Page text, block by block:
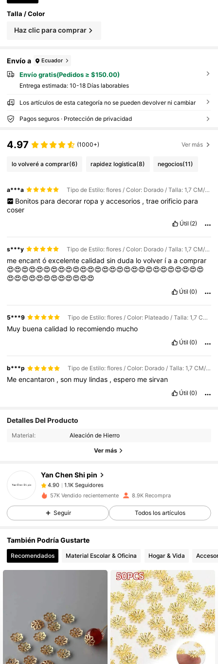
Talla / Color
Haz clic para comprar
Envío a Ecuador
Envío gratis(Pedidos ≥ $150.00)
Entrega estimada: 10-18 Días laborables
Los artículos de esta categoría no se pueden devolver ni cambiar
Pagos seguros · Protección de privacidad
4.97 (1000+) Ver más
lo volveré a comprar(6) rapidez logística(8) negocios(11)
a***a Tipo de Estilo: flores / Color: Dorado / Talla: 1,7 CM/0,65 pulgadas
Bonitos para decorar ropa y accesorios , trae orificio para
coser
Útil (2)
s***y Tipo de Estilo: flores / Color: Dorado / Talla: 1,7 CM/0,65 pulgadas
meencantóexcelentecalidadsinduda lovolver íaacomprar
😍😍😍😍😍😍😍😍😍😍😍😍😍😍😍😍😍😍😍😍😍😍😍😍😍😍😍
😍😍😍😍😍😍😍😍😍😍😍😍
Útil (0)
5***9 Tipo de Estilo: flores / Color: Plateado / Talla: 1,7 CM/0,65 pulgadas
Muy buenacalidad lo recomiendo mucho
Útil (0)
b***p Tipo de Estilo: flores / Color: Dorado / Talla: 1,7 CM/0,65 pulgadas
Meencantaron ,son muy lindas ,espero mesirvan
Útil (0)
Detalles Del Producto
Material: Aleación de Hierro
Ver más
Yan Chen Shi pin
4.90 1.1K Seguidores
1.1K Seguidores
1.1K Seguidores
4.90 1.1K Seguidores
4.90 1.1K Seguidores
4.90
57K Vendido recientemente 8.9K Recompra
Seguir Todos los artículos
También Podría Gustarte
Recomendados Material Escolar & Oficina Hogar & Vida